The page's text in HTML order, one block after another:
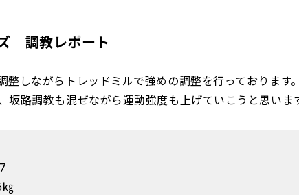
調教レポート
整しながらトレッドミルで強めの調整を行っております
坂路調教も混ぜながら運動強度も上げていこうと思いま
㎏